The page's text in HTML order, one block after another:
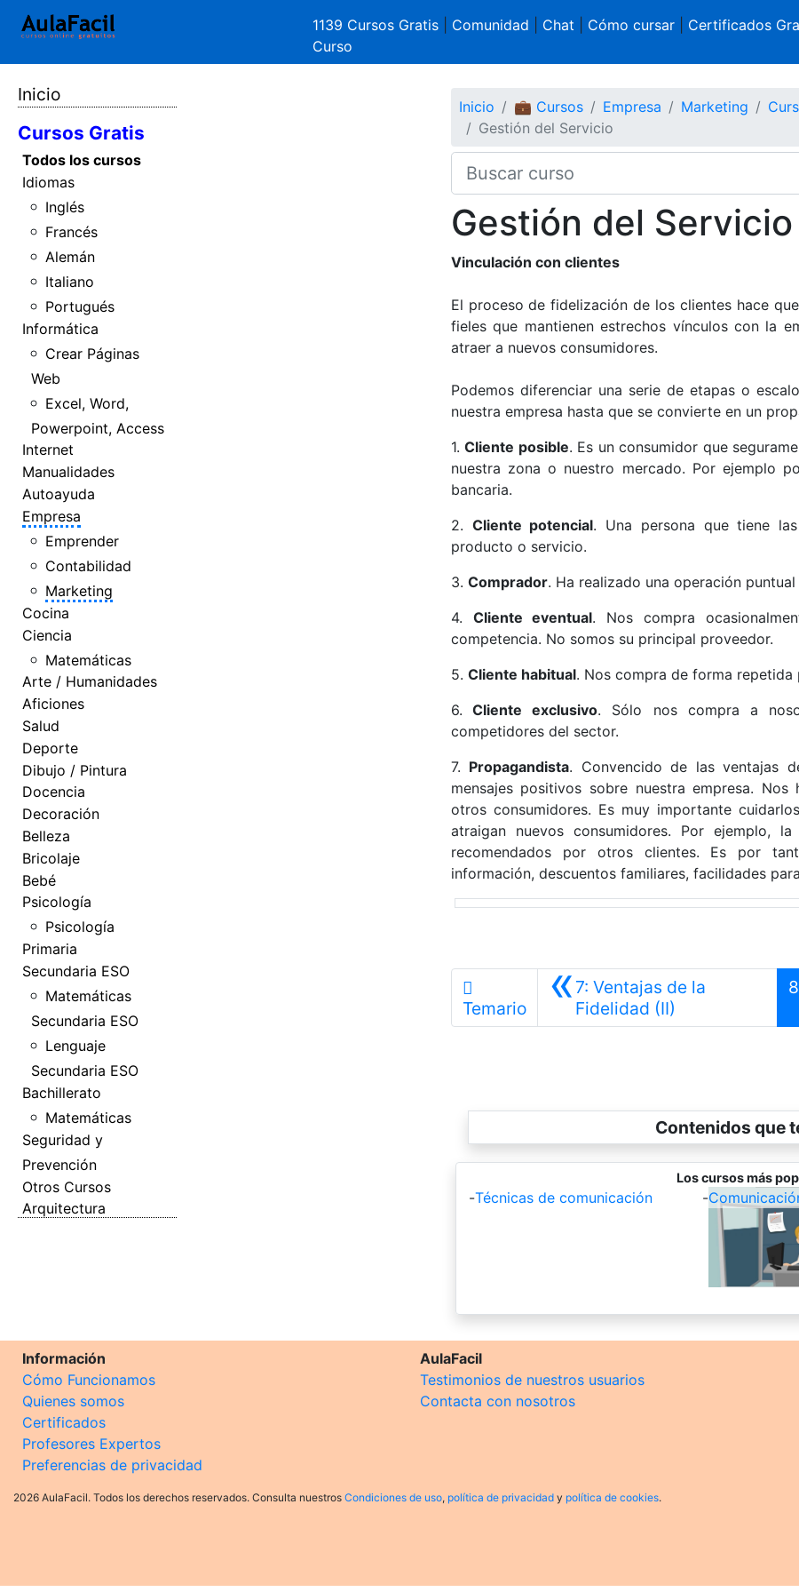
1139 Cursos Gratis Comunidad Chat Cómo cursar| Certificados
Curso
Inicio
Cursos Gratis
Todos los cursos
Idiomas
Inglés
Francés
Alemán
Italiano
Portugués
Informática
Crear Páginas
Web
Excel, Word,
Powerpoint, Access
Internet
Manualidades
Autoayuda
Empresa
Emprender
Contabilidad
Marketing
Cocina
Ciencia
Matemáticas
Arte / Humanidades
Aficiones
Salud
Deporte
Dibujo / Pintura
Docencia
Decoración
Belleza
Bricolaje
Bebé
Psicología
Psicología
Primaria
Secundaria ESO
Matemáticas
Secundaria ESO
Lenguaje
Secundaria ESO
Bachillerato
Matemáticas
Seguridad y
Prevención
Otros Cursos
Arquitectura
Inicio 💼 Cursos Empresa Marketing
Gestión del Servicio
Gestión del Servicio
Vinculación con clientes
El proceso de fidelización de los clientes hace
fieles que mantienen estrechos vínculos con la
atraer a nuevos consumidores.
Podemos diferenciar una serie de etapas o
nuestra empresa hasta que se convierte en un
1.Cliente posible. Es un consumidor que
nuestra zona o nuestro mercado. Por ejemplo
bancaria.
2. Cliente potencial. Una persona que tiene
producto o servicio.
3. Comprador. Ha realizado una operación
4. Cliente eventual. Nos compra
competencia. No somos su principal proveedor.
5. Cliente habitual. Nos compra de forma repetida
6. Cliente exclusivo. Sólo nos compra a
competidores del sector.
7. Propagandista. Convencido de las ventajas
mensajes positivos sobre nuestra empresa.
otros consumidores. Es muy importante
atraigan nuevos consumidores. Por ejemplo,
recomendados por otros clientes. Es por
información, descuentos familiares, facilidades
Temario «7: Ventajas de la
Fidelidad (II)
8
Contenidos que
Los cursos más
-Técnicas de comunicación -
Información
Cómo Funcionamos
Quienes somos
Certificados
Profesores Expertos
Preferencias de privacidad
AulaFacil
Testimonios de nuestros usuarios
Contacta con nosotros
2026 AulaFacil. Todos los derechos reservados. Consulta nuestros Condiciones de uso, política de privacidad y política de cookies.